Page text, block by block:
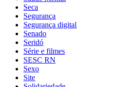
Seca
Segurança
Segurança digital
Senado
Seridó
Série e filmes
SESC RN
Sexo
Site